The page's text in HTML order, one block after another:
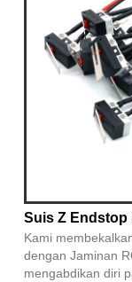
Suis Z Endstop
Kami
dengan Jaminan
mengabdikan diri